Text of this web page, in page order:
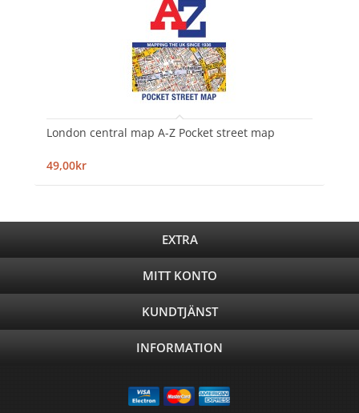
London central map A-Z Pocket street map
49,00kr
EXTRA
MITT KONTO
KUNDTJÄNST
INFORMATION